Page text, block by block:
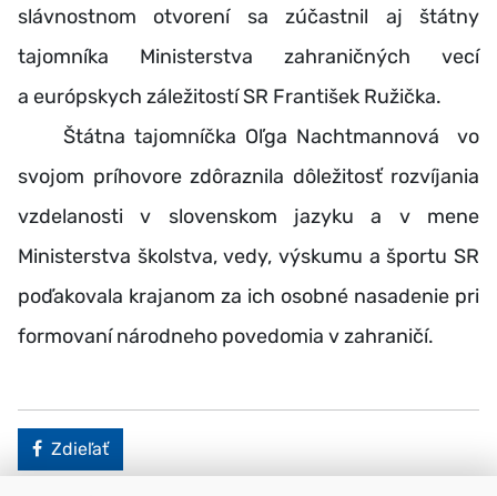
slávnostnom otvorení sa zúčastnil aj štátny
tajomníka Ministerstva zahraničných vecí
a európskych záležitostí SR František Ružička.
Štátna tajomníčka Oľga Nachtmannová vo
svojom príhovore zdôraznila dôležitosť rozvíjania
vzdelanosti v slovenskom jazyku a v mene
Ministerstva školstva, vedy, výskumu a športu SR
poďakovala krajanom za ich osobné nasadenie pri
formovaní národneho povedomia v zahraničí.
Facebook
Zdieľať